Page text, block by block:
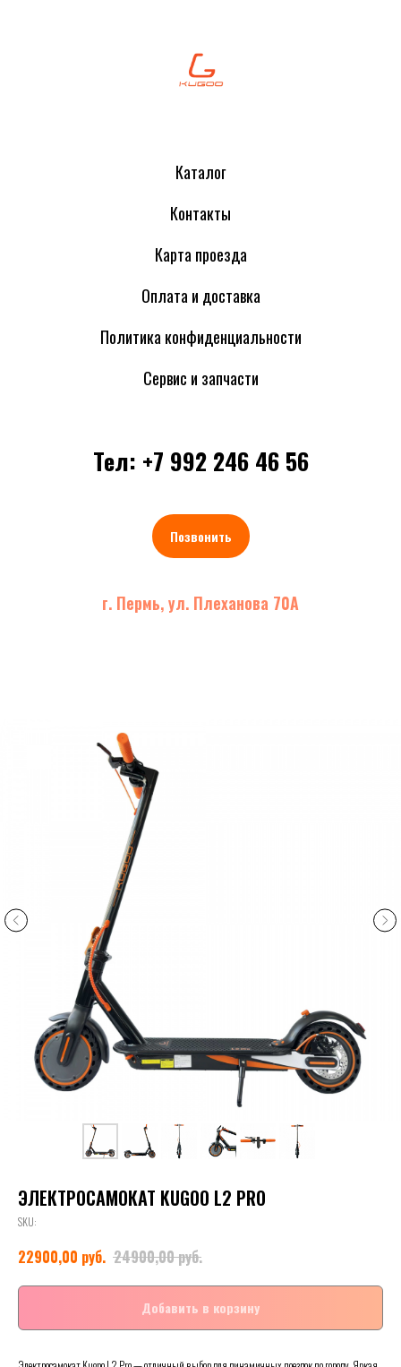
Каталог
Контакты
Карта проезда
Оплата и доставка
Политика конфиденциальности
Сервис и запчасти
Тел: +7 992 246 46 56
Позвонить
г. Пермь, ул. Плеханова 70А
ЭЛЕКТРОСАМОКАТ KUGOO L2 PRO
SKU:
22900,00 руб. 24900,00руб.
Добавить в корзину